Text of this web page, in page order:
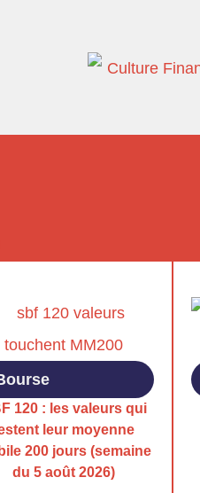
120 : les valeurs qui
leur moyenne
200 jours (semaine
du 5 août 2026)